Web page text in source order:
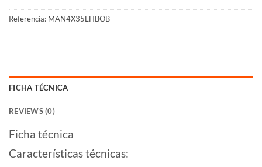
Referencia: MAN4X35LHBOB
FICHA TÉCNICA
REVIEWS (0)
Ficha técnica
Características técnicas: